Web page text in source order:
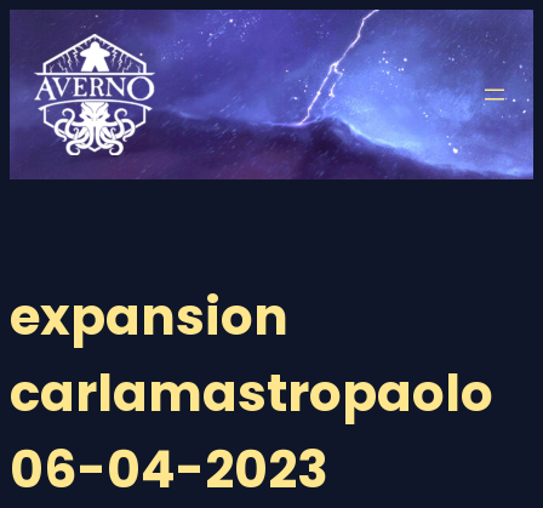
contenido
expansion
carlamastropaolo
06-04-2023